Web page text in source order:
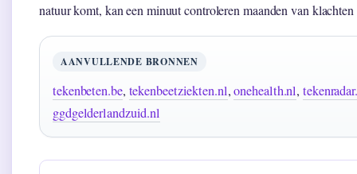
natuur komt, kan een minuut controleren maanden van
AANVULLENDE BRONNEN
tekenbeten.be, tekenbeetziekten.nl,onehealth.nl,
ggdgelderlandzuid.nl